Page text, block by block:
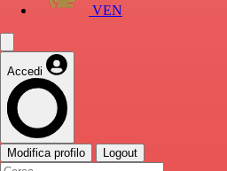
VEN
Accedi
Modifica profilo Logout